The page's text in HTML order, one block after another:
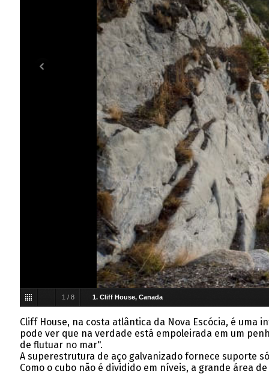
1 / 8 1. Cliff House, Canada
Cliff House, na costa atlântica da Nova Escócia, é
pode ver que na verdade está empoleirada em um
de flutuar no mar".
A superestrutura de aço galvanizado fornece suporte
Como o cubo não é dividido em níveis, a grande área